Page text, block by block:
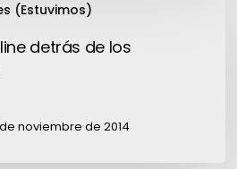
(Estuvimos)
detrás de los
noviembre de 2014